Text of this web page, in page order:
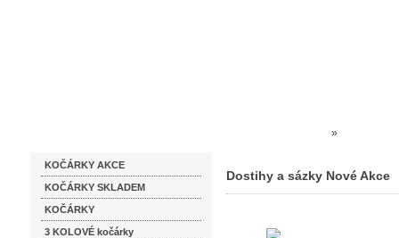
KOČÁRKY AKCE
KOČÁRKY SKLADEM
KOČÁRKY
3 KOLOVÉ kočárky
»
Dostihy a sázky Nové Akce